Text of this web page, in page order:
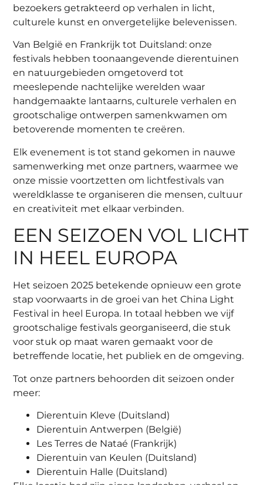
bezoekers getrakteerd op verhalen in licht,
culturele kunst en onvergetelijke belevenissen.
Van België en Frankrijk tot Duitsland: onze
festivals hebben toonaangevende dierentuinen
en natuurgebieden omgetoverd tot
meeslepende nachtelijke werelden waar
handgemaakte lantaarns, culturele verhalen en
grootschalige ontwerpen samenkwamen om
betoverende momenten te creëren.
Elk evenement is tot stand gekomen in nauwe
samenwerking met onze partners, waarmee we
onze missie voortzetten om lichtfestivals van
wereldklasse te organiseren die mensen, cultuur
en creativiteit met elkaar verbinden.
EEN SEIZOEN VOL LICHT
IN HEEL EUROPA
Het seizoen 2025 betekende opnieuw een grote
stap voorwaarts in de groei van het China Light
Festival in heel Europa. In totaal hebben we vijf
grootschalige festivals georganiseerd, die stuk
voor stuk op maat waren gemaakt voor de
betreffende locatie, het publiek en de omgeving.
Tot onze partners behoorden dit seizoen onder
meer:
Dierentuin Kleve (Duitsland)
Dierentuin Antwerpen (België)
Les Terres de Nataé (Frankrijk)
Dierentuin van Keulen (Duitsland)
Dierentuin Halle (Duitsland)